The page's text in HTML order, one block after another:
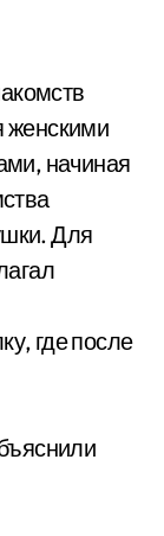
женскими
начиная
Для
где после